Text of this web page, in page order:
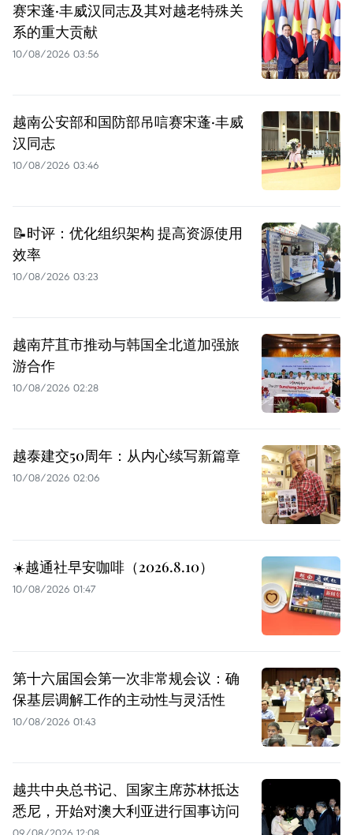
赛宋蓬·丰威汉同志及其对越老特殊关
系的重大贡献
10/08/2026 03:56
越南公安部和国防部吊唁赛宋蓬·丰威
汉同志
10/08/2026 03:46
📝时评：优化组织架构 提高资源使用
效率
10/08/2026 03:23
越南芹苴市推动与韩国全北道加强旅
游合作
10/08/2026 02:28
越泰建交50周年：从内心续写新篇章
10/08/2026 02:06
☀️越通社早安咖啡（2026.8.10）
10/08/2026 01:47
第十六届国会第一次非常规会议：确
保基层调解工作的主动性与灵活性
10/08/2026 01:43
越共中央总书记、国家主席苏林抵达
悉尼，开始对澳大利亚进行国事访问